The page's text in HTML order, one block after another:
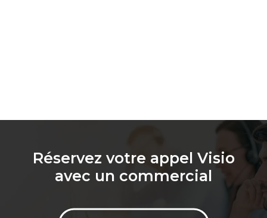
Réservez votre appel Visio
avec un commercial